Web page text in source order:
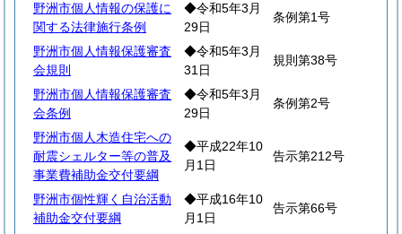
野洲市個人情報の保護に
関する法律施行条例
◆令和5年3月
29日
条例第1号
野洲市個人情報保護審査
会規則
◆令和5年3月
31日
規則第38号
野洲市個人情報保護審査
会条例
◆令和5年3月
29日
条例第2号
野洲市個人木造住宅への
耐震シェルター等の普及
事業費補助金交付要綱
◆平成22年10
月1日
告示第212号
野洲市個性輝く自治活動
補助金交付要綱
◆平成16年10
月1日
告示第66号